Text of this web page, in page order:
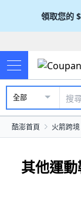
領取您的
全部
酷澎首頁 火箭跨境
其他運